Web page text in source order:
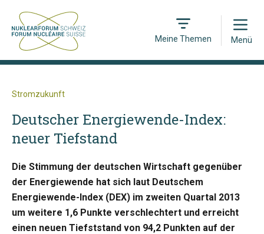
Meine Themen
Open
Menü
Stromzukunft
Deutscher Energiewende-Index:
neuer Tiefstand
Die Stimmung der deutschen Wirtschaft gegenüber
der Energiewende hat sich laut Deutschem
Energiewende-Index (DEX) im zweiten Quartal 2013
um weitere 1,6 Punkte verschlechtert und erreicht
einen neuen Tiefststand von 94,2 Punkten auf der